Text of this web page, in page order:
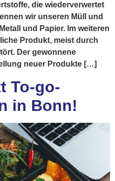
die wiederverwertet
wir unseren Müll und
und Papier. Im weiteren
Produkt, meist durch
Der gewonnene
neuer Produkte […]
To-go-
in Bonn!